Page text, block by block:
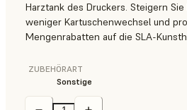
Harztank des Druckers. Steigern
weniger Kartuschenwechsel und
Mengenrabatten auf die SLA-
ZUBEHÖRART
Sonstige